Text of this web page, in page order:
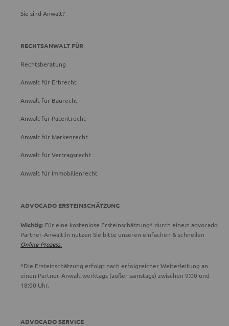
Sie sind Anwalt?
RECHTSANWALT FÜR
Rechtsberatung
Anwalt für Erbrecht
Anwalt für Baurecht
Anwalt für Patentrecht
Anwalt für Markenrecht
Anwalt für Vertragsrecht
Anwalt für Immobilienrecht
ADVOCADO ERSTEINSCHÄTZUNG
Wichtig: Für eine kostenlose Ersteinschätzung* durch eine:n advocado
Partner-Anwält:in nutzen Sie bitte unseren einfachen & schnellen
Online-Prozess.
*Die Ersteinschätzung erfolgt nach erfolgreicher Weiterleitung an
einen Partner-Anwalt werktags (außer samstags) zwischen 9:00 und
18:00 Uhr.
ADVOCADO SERVICE